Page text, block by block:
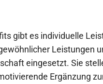
gibt es individuelle
Leistungen
eingesetzt. Sie
Ergänzung